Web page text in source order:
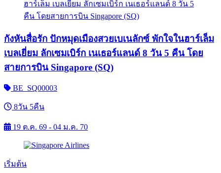
กังหันสื่อรัก ปักหมุดเมืองสวยเบเนลักซ์ พักใจในฮาร์เล็ม
เบลเยี่ยม ลักเซมเบิร์ก เนเธอร์แลนด์ 8 วัน 5 คืน โดย
สายการบิน Singapore (SQ)
BE_SQ00003
8วัน 5คืน
19 ต.ค. 69 - 04 ม.ค. 70
เริ่มต้น